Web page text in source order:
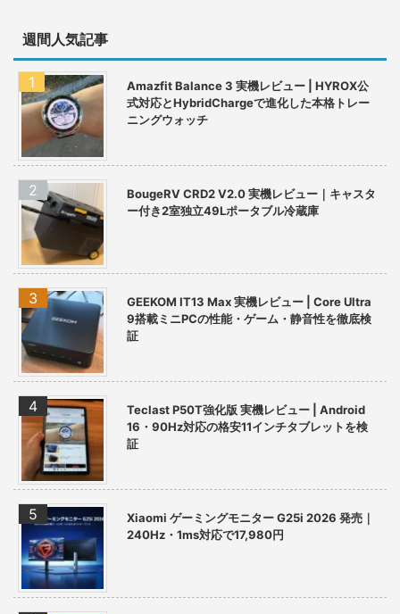
週間人気記事
Amazfit Balance 3 実機レビュー | HYROX公
式対応とHybridChargeで進化した本格トレー
ニングウォッチ
BougeRV CRD2 V2.0 実機レビュー｜キャスタ
ー付き2室独立49Lポータブル冷蔵庫
GEEKOM IT13 Max 実機レビュー | Core Ultra
9搭載ミニPCの性能・ゲーム・静音性を徹底検
証
Teclast P50T強化版 実機レビュー | Android
16・90Hz対応の格安11インチタブレットを検
証
Xiaomi ゲーミングモニター G25i 2026 発売｜
240Hz・1ms対応で17,980円